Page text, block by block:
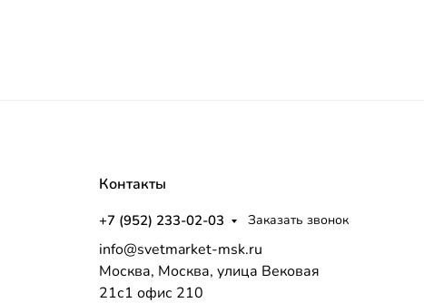
Контакты
+7 (952) 233-02-03 Заказать звонок
info@svetmarket-msk.ru
Москва, Москва, улица Вековая
21с1 офис 210